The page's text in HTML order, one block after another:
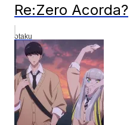
Re:Zero Acorda?
otaku